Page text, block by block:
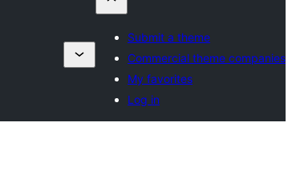
Submit a theme
Commercial theme companies
My favorites
Log in